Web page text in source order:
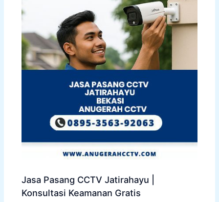
Jasa Pasang CCTV Jatirahayu |
Konsultasi Keamanan Gratis